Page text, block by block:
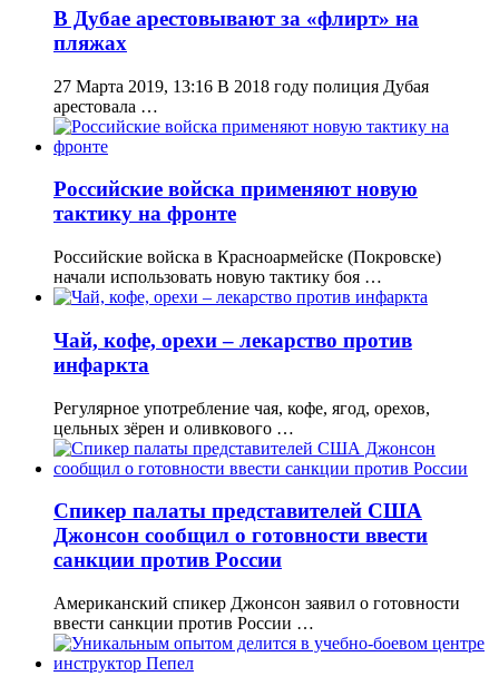
В Дубае арестовывают за «флирт» на
пляжах
27 Марта 2019, 13:16 В 2018 году полиция Дубая
арестовала …
Российские войска применяют новую
тактику на фронте
Российские войска в Красноармейске (Покровске)
начали использовать новую тактику боя …
Чай, кофе, орехи – лекарство против
инфаркта
Регулярное употребление чая, кофе, ягод, орехов,
цельных зёрен и оливкового …
Спикер палаты представителей США
Джонсон сообщил о готовности ввести
санкции против России
Американский спикер Джонсон заявил о готовности
ввести санкции против России …